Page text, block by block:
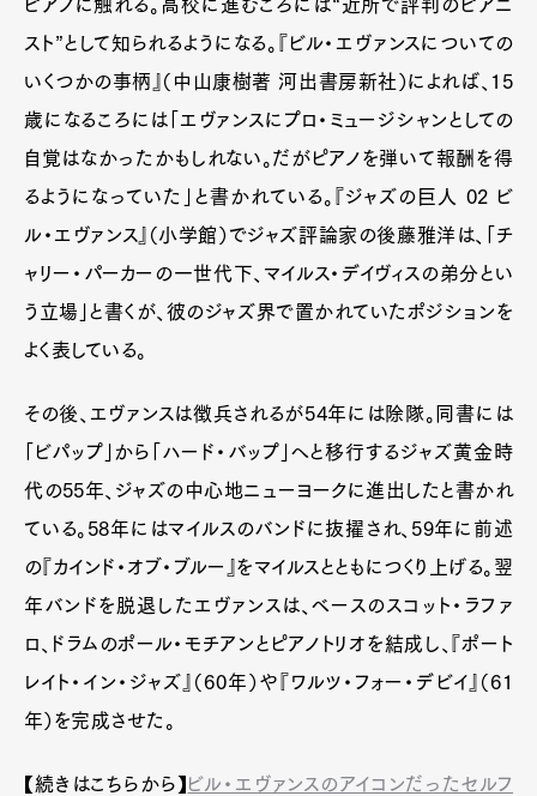
ピアノに触れる。高校に進むころには“近所で評判のピアニ
スト”として知られるようになる。『ビル・エヴァンスについての
いくつかの事柄』（中山康樹著 河出書房新社）によれば、15
歳になるころには「エヴァンスにプロ・ミュージシャンとしての
自覚はなかったかもしれない。だがピアノを弾いて報酬を得
るようになっていた」と書かれている。『ジャズの巨人 02 ビ
ル・エヴァンス』（小学館）でジャズ評論家の後藤雅洋は、「チ
ャリー・パーカーの一世代下、マイルス・デイヴィスの弟分とい
う立場」と書くが、彼のジャズ界で置かれていたポジションを
よく表している。
その後、エヴァンスは徴兵されるが54年には除隊。同書には
「ビパップ」から「ハード・バップ」へと移行するジャズ黄金時
代の55年、ジャズの中心地ニューヨークに進出したと書かれ
ている。58年にはマイルスのバンドに抜擢され、59年に前述
の『カインド・オブ・ブルー』をマイルスとともにつくり上げる。翌
年バンドを脱退したエヴァンスは、ベースのスコット・ラファ
ロ、ドラムのポール・モチアンとピアノトリオを結成し、『ポート
レイト・イン・ジャズ』（60年）や『ワルツ・フォー・デビイ』（61
年）を完成させた。
【続きはこちらから】 ビル・エヴァンスのアイコンだったセルフ